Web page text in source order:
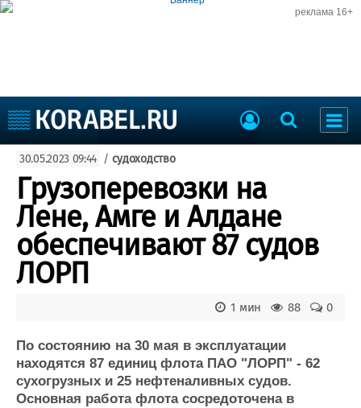
реклама 16+
Судоходство
Судоремонт
События
Пресс-релизы
Порты
Рыболовство
ВМФ
Образование
Яхты и катера
Еще
Пульс
Новости
Компании
Репутация
Доска объявлений
Продажа флота
Оборудование
Изделия
30.05.2023 09:44 / судоходство
Грузоперевозки на
Лене, Амге и Алдане
обеспечивают 87 судов
ЛОРП
0
88
1 мин
По состоянию на 30 мая в эксплуатации
находятся 87 единиц флота ПАО "ЛОРП" - 62
сухогрузных и 25 нефтеналивных судов.
Основная работа флота сосредоточена в